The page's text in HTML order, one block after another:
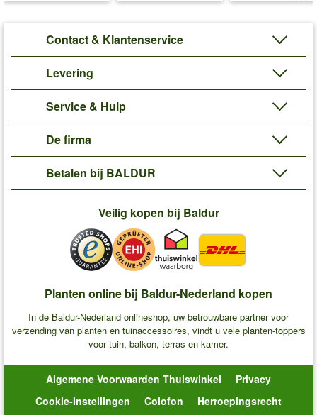
Contact & Klantenservice
Levering
Service & Hulp
De firma
Betalen bij BALDUR
Veilig kopen bij Baldur
Planten online bij Baldur-Nederland kopen
In de Baldur-Nederland onlineshop, uw betrouwbare partner voor
verzending van planten en tuinaccessoires, vindt u vele planten-toppers
voor tuin, balkon, terras en kamer.
Algemene Voorwaarden Thuiswinkel
Privacy
Cookie-Instellingen
Colofon Herroepingsrecht